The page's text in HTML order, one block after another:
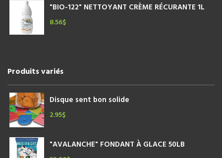
"BIO-122" NETTOYANT CRÈME RÉCURANTE 1L
8.56$
Produits variés
Disque sent bon solide
2.95$
"AVALANCHE" FONDANT À GLACE 50LB